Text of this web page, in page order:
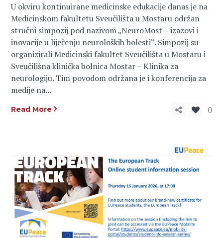
U okviru kontinuirane medicinske edukacije danas je na
Medicinskom fakultetu Sveučilišta u Mostaru održan
stručni simpozij pod nazivom „NeuroMost – izazovi i
inovacije u liječenju neuroloških bolesti“. Simpozij su
organizirali Medicinski fakultet Sveučilišta u Mostaru i
Sveučilišna klinička bolnica Mostar – Klinika za
neurologiju. Tim povodom održana je i konferencija za
medije na...
Read More 0